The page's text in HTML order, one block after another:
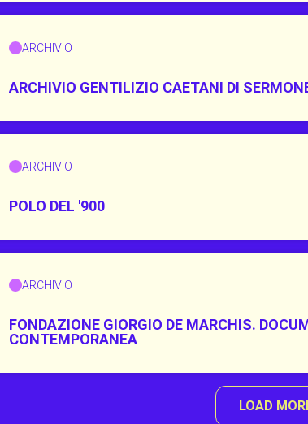
ARCHIVIO
ARCHIVIO GENTILIZIO CAETANI DI
ARCHIVIO
POLO DEL '900
ARCHIVIO
FONDAZIONE GIORGIO DE MARCHIS.
CONTEMPORANEA
LOAD